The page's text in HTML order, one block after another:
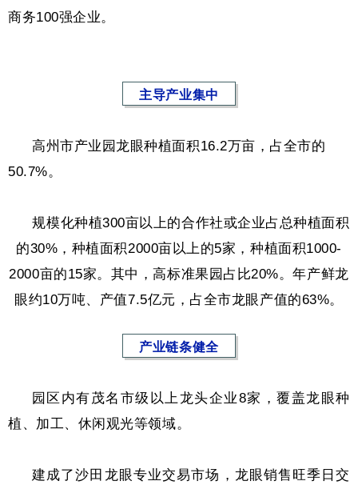
商务100强企业。
主导产业集中
高州市产业园龙眼种植面积16.2万亩，占全市的
50.7%。
规模化种植300亩以上的合作社或企业占总种植面积
的30%，种植面积2000亩以上的5家，种植面积1000-
2000亩的15家。其中，高标准果园占比20%。年产鲜龙
眼约10万吨、产值7.5亿元，占全市龙眼产值的63%。
产业链条健全
园区内有茂名市级以上龙头企业8家，覆盖龙眼种
植、加工、休闲观光等领域。
建成了沙田龙眼专业交易市场，龙眼销售旺季日交